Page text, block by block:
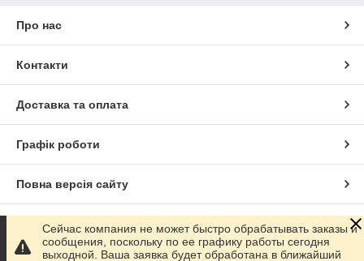
Про нас
Контакти
Доставка та оплата
Графік роботи
Повна версія сайту
Сайт створено на маркетплейсі Prom.ua
Сейчас компания не может быстро обрабатывать заказы и
сообщения, поскольку по ее графику работы сегодня
выходной. Ваша заявка будет обработана в ближайший